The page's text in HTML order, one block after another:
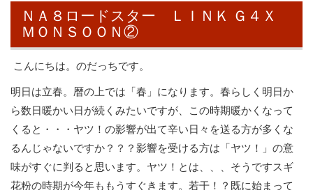
ＮＡ８ロードスター ＬＩＮＫ Ｇ４Ｘ
ＭＯＮＳＯＯＮ②
こんにちは。のだっちです。
明日は立春。暦の上では「春」になります。春らしく明日か
ら数日暖かい日が続くみたいですが、この時期暖かくなって
くると・・・ヤツ！の影響が出て辛い日々を送る方が多くな
るんじゃないですか？？？影響を受ける方は「ヤツ！」の意
味がすぐに判ると思います。ヤツ！とは、、、そうですスギ
花粉の時期が今年ももうすぐきます。若干！？既に始まって